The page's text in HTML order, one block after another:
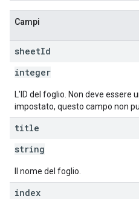
Campi
sheetId
integer
L'ID del foglio. Non deve essere
impostato, questo campo non
title
string
Il nome del foglio.
index